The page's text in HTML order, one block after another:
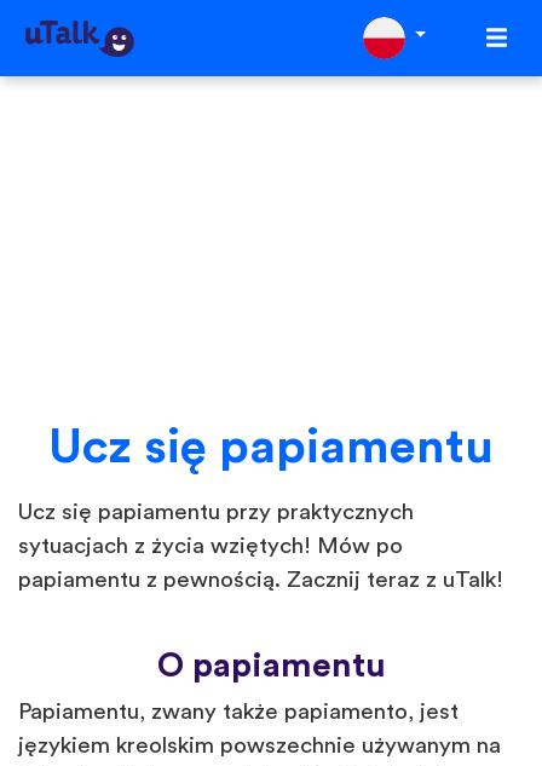
Ucz się papiamentu
Ucz się papiamentu przy praktycznych
sytuacjach z życia wziętych! Mów po
papiamentu z pewnością. Zacznij teraz z uTalk!
O papiamentu
Papiamentu, zwany także papiamento, jest
językiem kreolskim powszechnie używanym na